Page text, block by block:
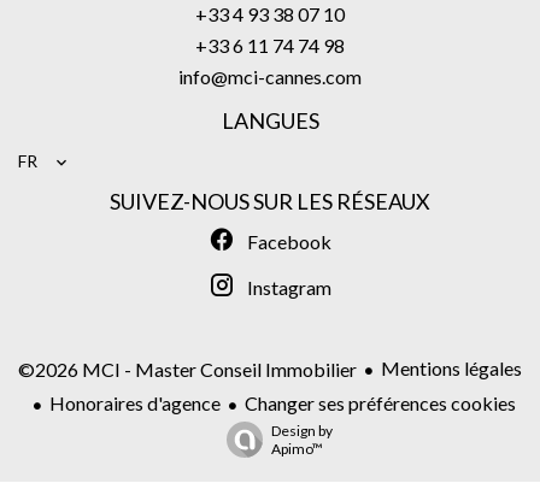
+33 4 93 38 07 10
+33 6 11 74 74 98
info@mci-cannes.com
LANGUES
FR
SUIVEZ-NOUS SUR LES RÉSEAUX
Facebook
Instagram
©2026 MCI - Master Conseil Immobilier
Mentions légales
Honoraires d'agence
Changer ses préférences cookies
Design by
Apimo™